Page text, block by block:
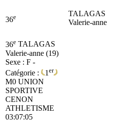
36e
TALAGAS
Valerie-anne
36e TALAGAS
Valerie-anne (19)
Sexe : F -
Catégorie :
1 er
M0 UNION
SPORTIVE
CENON
ATHLETISME
03:07:05